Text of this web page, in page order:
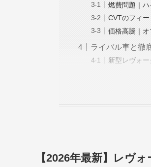
燃費問題｜
CVTのフィ
価格高騰｜
ライバル車と徹
新型レヴォ
【2026年最新】レヴ